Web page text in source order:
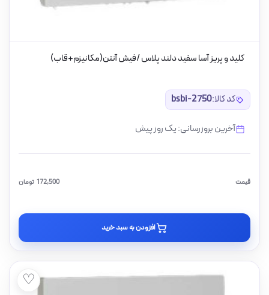
کلید و پریز آسا سفید دلند پلاس /فیش آنتن(مکانیزم+قاب)
کد کالا:bsbi-2750
آخرین بروزرسانی: یک روز پیش
قیمت تومان 172,500
افزودن به سبد خرید
♡